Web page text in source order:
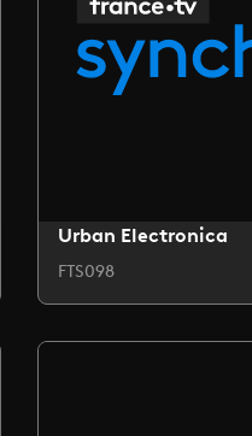
Urban Electronica
FTS098